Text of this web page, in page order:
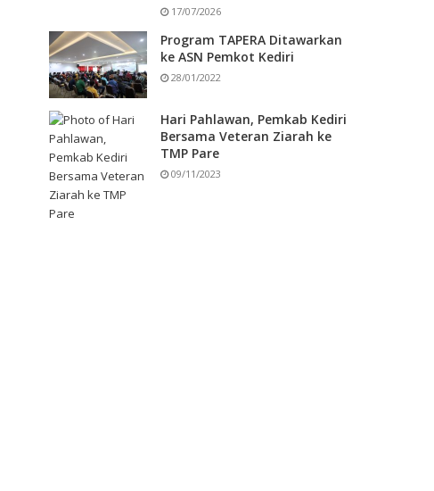
17/07/2026
Program TAPERA Ditawarkan
ke ASN Pemkot Kediri
28/01/2022
Hari Pahlawan, Pemkab Kediri
Bersama Veteran Ziarah ke
TMP Pare
09/11/2023